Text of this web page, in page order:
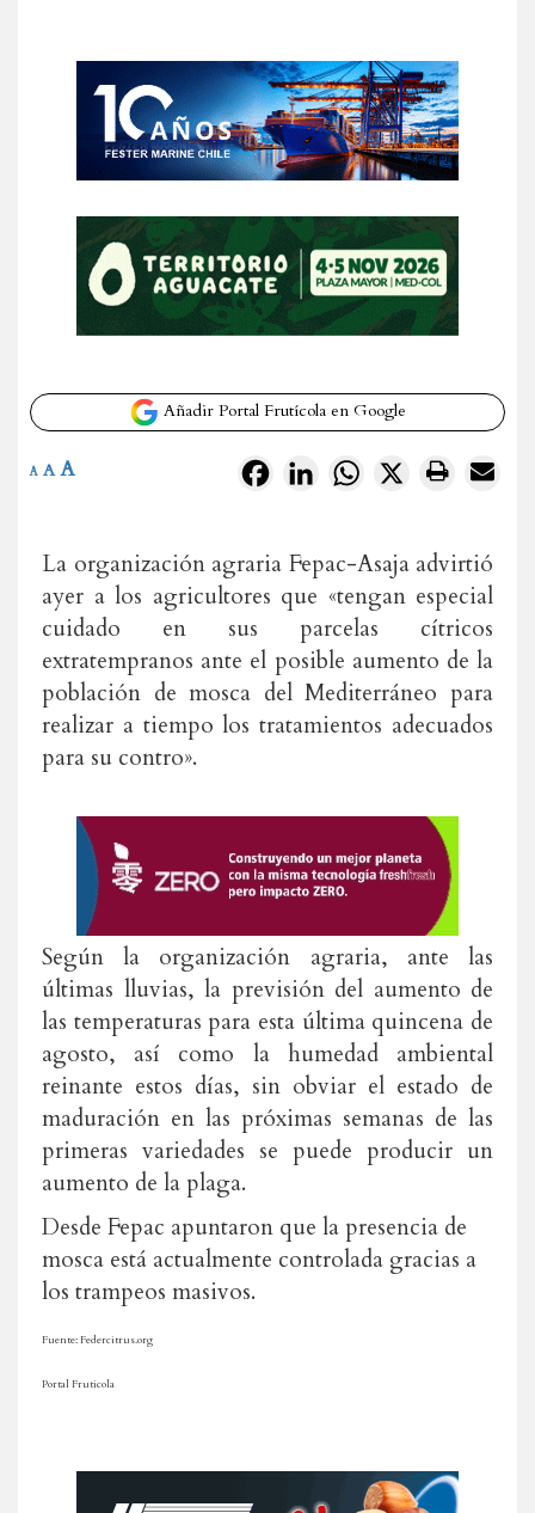
Añadir Portal Frutícola en Google
FacebookLinkedInWhatsApp
X
A A A
La organización agraria Fepac-Asaja advirtió
ayer a los agricultores que «tengan especial
cuidado en sus parcelas cítricos
extratempranos ante el posible aumento de la
población de mosca del Mediterráneo para
realizar a tiempo los tratamientos adecuados
para su contro».
Según la organización agraria, ante las
últimas lluvias, la previsión del aumento de
las temperaturas para esta última quincena de
agosto, así como la humedad ambiental
reinante estos días, sin obviar el estado de
maduración en las próximas semanas de las
primeras variedades se puede producir un
aumento de la plaga.
Desde Fepac apuntaron que la presencia de
mosca está actualmente controlada gracias a
los trampeos masivos.
Fuente: Federcitrus.org
Portal Fruticola